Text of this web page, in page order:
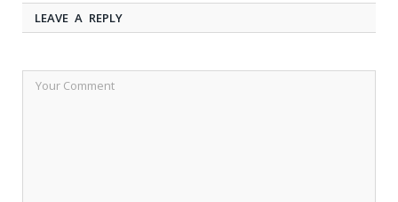
LEAVE A REPLY